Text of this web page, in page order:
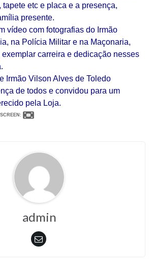
tapete etc e placa e a presença,
presente.
vídeo com fotografias do Irmão
na Polícia Militar e na Maçonaria,
carreira e dedicação nesses
Irmão Vilson Alves de Toledo
de todos e convidou para um
pela Loja.
admin